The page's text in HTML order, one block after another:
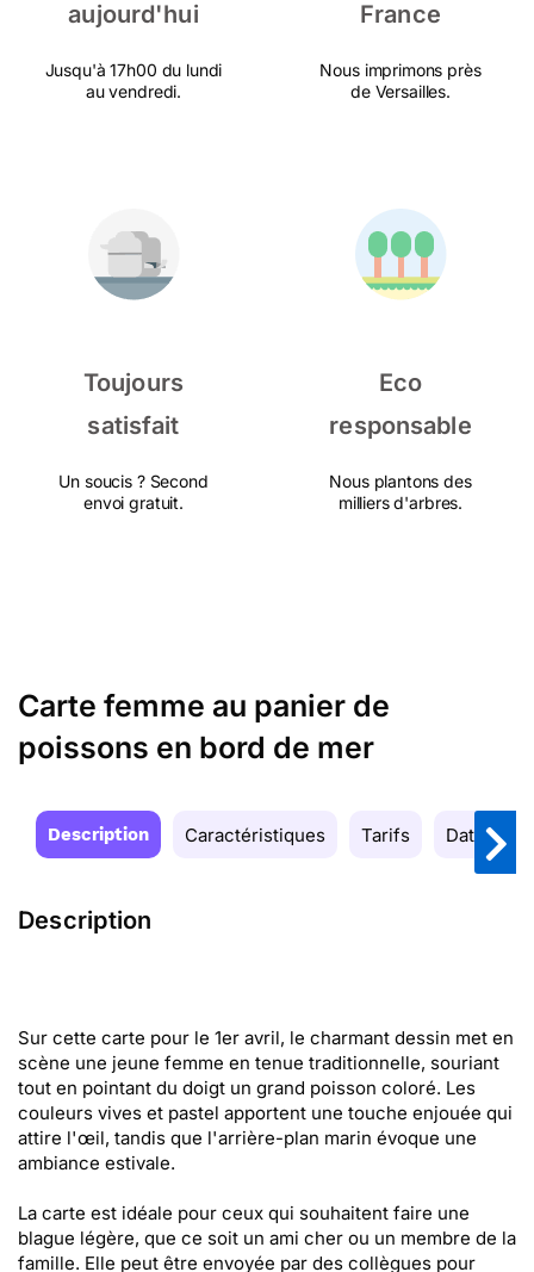
aujourd'hui
Jusqu'à 17h00 du lundi
au vendredi.
France
Nous imprimons près
de Versailles.
Toujours
satisfait
Un soucis ? Second
envoi gratuit.
Eco
responsable
Nous plantons des
milliers d'arbres.
Carte femme au panier de
poissons en bord de mer
Description Caractéristiques Tarifs Date de
Description
Sur cette carte pour le 1er avril, le charmant dessin met en
scène une jeune femme en tenue traditionnelle, souriant
tout en pointant du doigt un grand poisson coloré. Les
couleurs vives et pastel apportent une touche enjouée qui
attire l'œil, tandis que l'arrière-plan marin évoque une
ambiance estivale.
La carte est idéale pour ceux qui souhaitent faire une
blague légère, que ce soit un ami cher ou un membre de la
famille. Elle peut être envoyée par des collègues pour